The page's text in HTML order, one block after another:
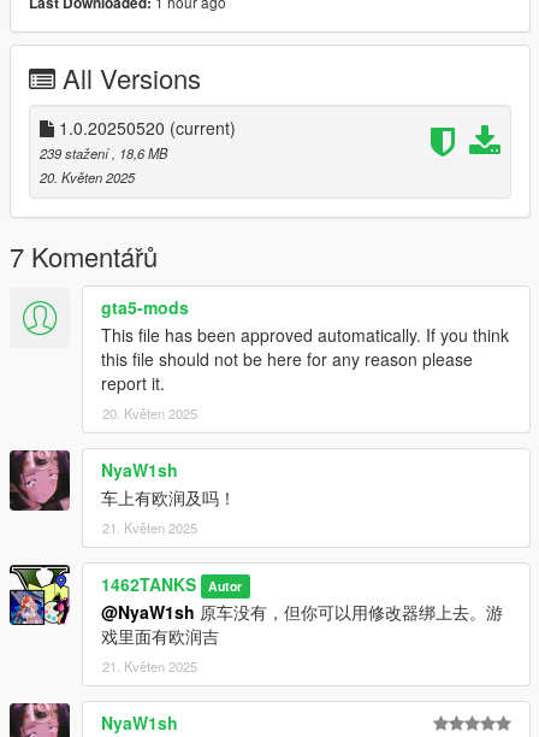
简体中文：
1.下载原车 : https://www.gta5-mods.com/vehicles/bugatti-
veyron-vitesse-add-on-autospoiler-tuning-wheels-extras-
template 下载解压并按照原作者方法安装。
2. openiv下搜索“bvit.yft”后按“前往文件”前往该文件所在目录。
3. 直接替换 bvit.ytd 涂装完成安装。
4. 进入游戏即可体验。
B站/米游社/百度贴吧：硝烟中的狙击
求各位大哥大姐点赞，谢谢各位父老乡亲了 !
All Versions
1.0.20250520 (current)
239 stažení, 18,6 MB
20. Květen 2025
7 Komentářů
gta5-mods
This file has been approved automatically. If you think
this file should not be here for any reason please
report it.
20. Květen 2025
NyaW1sh
车上有欧润及吗！
21. Květen 2025
1462TANKS Autor
@NyaW1sh 原车没有，但你可以用修改器绑上去。游
戏里面有欧润吉
21. Květen 2025
NyaW1sh